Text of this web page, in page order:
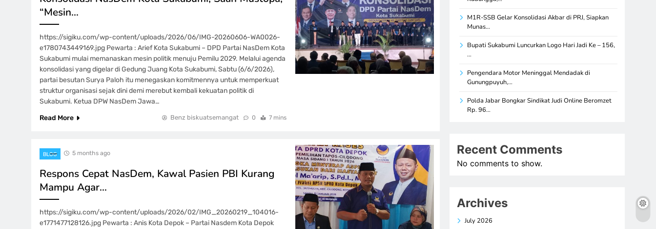
“Mesin…
https://sigiku.com/wp-content/uploads/2026/06/IMG-20260606-WA0026-
e1780743449169.jpg Pewarta : Arief Kota Sukabumi – DPD Partai NasDem Kota
Sukabumi mulai memanaskan mesin politik menuju Pemilu 2029. Melalui agenda
konsolidasi yang digelar di Gedung Juang Kota Sukabumi, Sabtu (6/6/2026),
partai besutan Surya Paloh itu menegaskan komitmennya untuk memperkuat
struktur organisasi sejak dini demi merebut kembali kekuatan politik di
Sukabumi. Ketua DPW NasDem Jawa…
Read More
Benz biskuatsemangat 0 7 mins
BLOG 5 months ago
Respons Cepat NasDem, Kawal Pasien PBI Kurang
Mampu Agar…
https://sigiku.com/wp-content/uploads/2026/02/IMG_20260219_104016-
e1771477128126.jpg Pewarta : Anis Kota Depok – Partai Nasdem Kota Depok
M1R-SSB Gelar Konsolidasi Akbar di PRJ, Siapkan
Munas…
Bupati Sukabumi Luncurkan Logo Hari Jadi Ke – 156,
…
Pengendara Motor Meninggal Mendadak di
Gunungpuyuh,…
Polda Jabar Bongkar Sindikat Judi Online Beromzet
Rp. 96…
Recent Comments
No comments to show.
Archives
July 2026